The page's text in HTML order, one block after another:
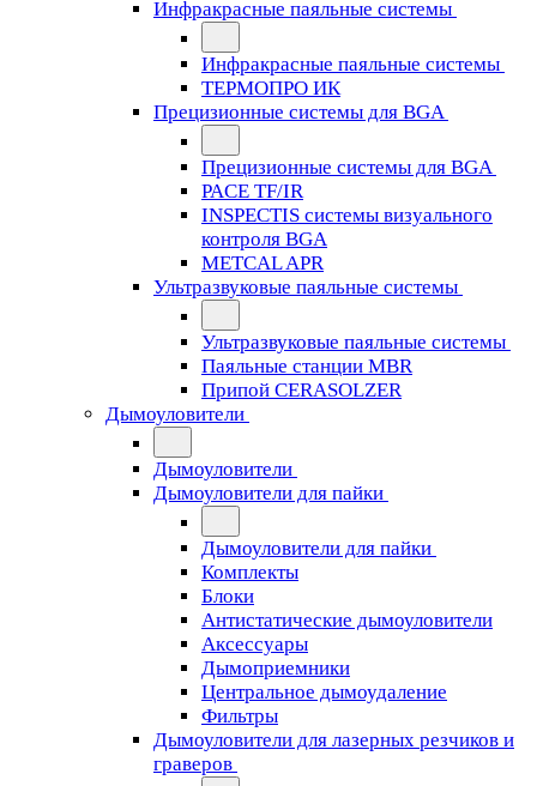
Инфракрасные паяльные системы
Инфракрасные паяльные системы
ТЕРМОПРО ИК
Прецизионные системы для BGA
Прецизионные системы для BGA
PACE TF/IR
INSPECTIS системы визуального
контроля BGA
METCAL APR
Ультразвуковые паяльные системы
Ультразвуковые паяльные системы
Паяльные станции MBR
Припой CERASOLZER
Дымоуловители
Дымоуловители
Дымоуловители для пайки
Дымоуловители для пайки
Комплекты
Блоки
Антистатические дымоуловители
Аксессуары
Дымоприемники
Центральное дымоудаление
Фильтры
Дымоуловители для лазерных резчиков и
граверов